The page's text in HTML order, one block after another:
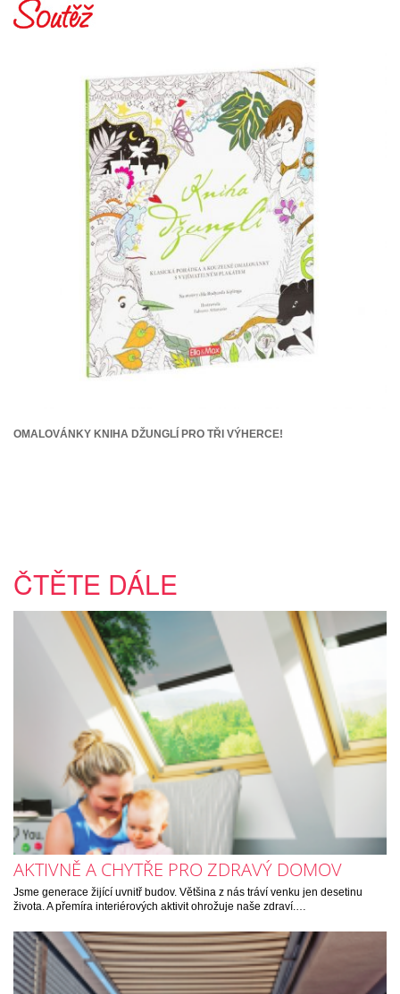
OMALOVÁNKY KNIHA DŽUNGLÍ PRO TŘI VÝHERCE!
ČTĚTE DÁLE
AKTIVNĚ A CHYTŘE PRO ZDRAVÝ DOMOV
Jsme generace žijící uvnitř budov. Většina z nás tráví venku jen desetinu
života. A přemíra interiérových aktivit ohrožuje naše zdraví.…